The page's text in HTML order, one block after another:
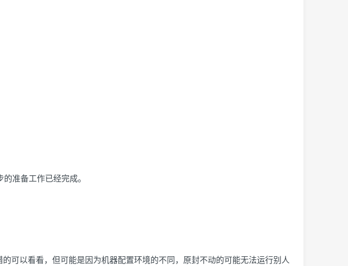
准备工作已经完成。
的可以看看，但可能是因为机器配置环境的不同，原封不动的可能无法运行别人